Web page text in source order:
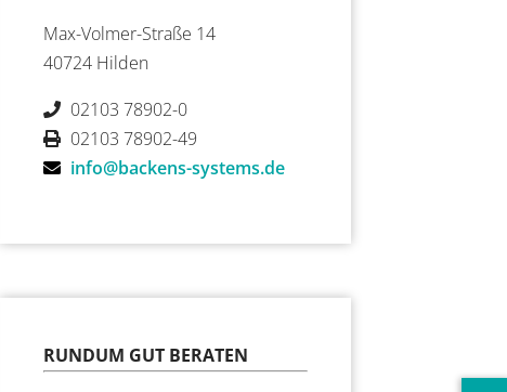
Max-Volmer-Straße 14
40724 Hilden
02103 78902-0
02103 78902-49
info@backens-systems.de
RUNDUM GUT BERATEN